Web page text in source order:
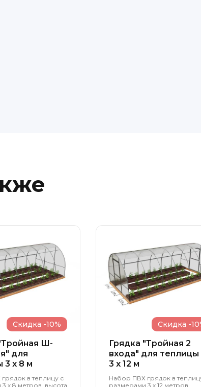
Ш-
для
3 x 8 м
в теплицу с
х 8 метров, высота
Скидка -10%
Грядка "Тройная 2
входа" для теплицы
3 x 12 м
Набор ПВХ грядок в
размерами 3 х 12 метров,
Скидка -